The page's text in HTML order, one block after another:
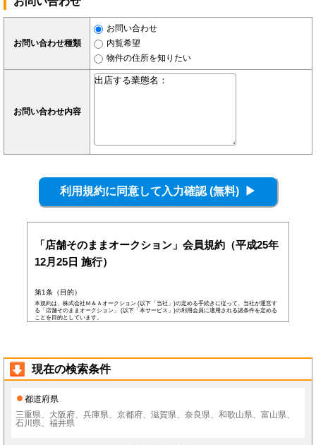
お問い合わせ種類
お問い合わせ
内覧希望
物件の住所を知りたい
お問い合わせ内容
「店舗そのままオークション」会員規約（平成25年
12月25日 施行）
第1条（目的）
本規約は、株式会社Ｍ＆Ａオークション (以下「当社」)の定める手続きに従って、当社が運営す
る「店舗そのままオークション」 (以下「本サービス」)の利用会員に適用される諸条件を定める
ことを目的としています。
以下の各号の条件を全て満たした者を本サービスの会員(以下「会員」)とします。
本規約に同意した者
当社所定の登録情報を当社へ提出した者
前項にかかわらず、以下の各号のいずれかに当てはまる者は会員となる資格を持たないもの
とし、会員登録が否認されることがあります。
なお、既に会員として登録されている者が以下の条件に当てはまっている場合、当社は何ら
通告なく、当社の判断により随時に本サービスを中止、もしくはその者の会員としての資格
を取り消すことができるものとします。
現在の検索条件
都道府県
三重県、大阪府、兵庫県、京都府、滋賀県、奈良県、和歌山県、富山県、
石川県、福井県